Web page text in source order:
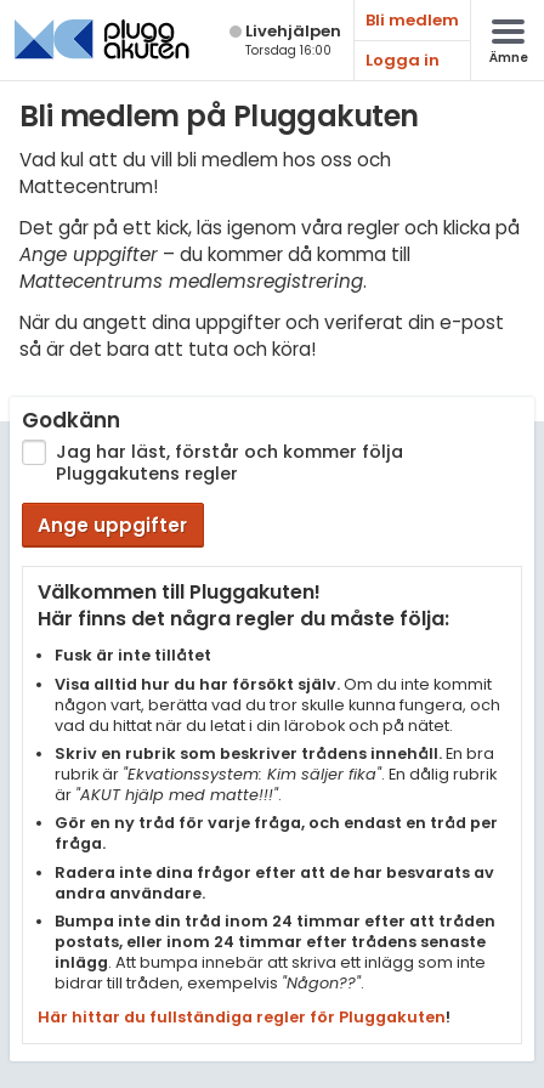
Live­hjälpen
Torsdag 16:00
Bli medlem
Logga in
Ämne
Bli medlem på Pluggakuten
Vad kul att du vill bli medlem hos oss och
Mattecentrum!
Det går på ett kick, läs igenom våra regler och klicka på
Ange uppgifter – du kommer då komma till
Mattecentrums medlemsregistrering.
När du angett dina uppgifter och veriferat din e-post
så är det bara att tuta och köra!
Godkänn
Jag har läst, förstår och kommer följa
Pluggakutens regler
Ange uppgifter
Välkommen till Pluggakuten!
Här finns det några regler du måste följa:
Fusk är inte tillåtet
Visa alltid hur du har försökt själv.Om du inte kommit
någon vart, berätta vad du tror skulle kunna fungera, och
vad du hittat när du letat i din lärobok och på nätet.
Skriv en rubrik som beskriver trådens innehåll.En bra
rubrik är "Ekvationssystem: Kim säljer fika". En dålig rubrik
är "AKUT hjälp med matte!!!".
Gör en ny tråd för varje fråga, och endast en tråd per
fråga.
Radera inte dina frågor efter att de har besvarats av
andra användare.
Bumpa inte din tråd inom 24 timmar efter att tråden
postats, eller inom 24 timmar efter trådens senaste
inlägg. Att bumpa innebär att skriva ett inlägg som inte
bidrar till tråden, exempelvis "Någon??".
Här hittar du fullständiga regler för Pluggakuten!
Matematik
Fysik
Biologi
Teknik & Bygg
Programmering
Engelska
Ekonomi
Övriga diskussioner
Livehjälpen
Regler
För lärare
5 inloggade
Om Pluggakuten